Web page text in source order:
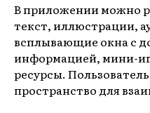
В приложении можно
текст, иллюстрации,
всплывающие окна с
информацией, мини-
ресурсы.
пространство для